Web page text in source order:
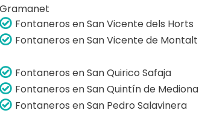
Gramanet
Fontaneros en San Vicente dels Horts
Fontaneros en San Vicente de Montalt
Fontaneros en San Quirico Safaja
Fontaneros en San Quintín de Mediona
Fontaneros en San Pedro Salavinera